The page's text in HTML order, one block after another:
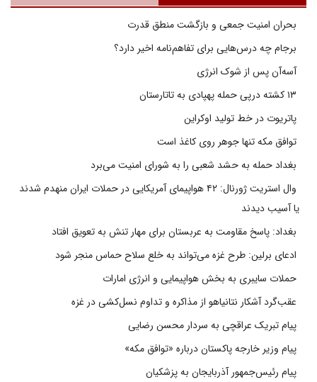
بحران امنیت جمعی و بازگشت منطق قدرت
برجام چه درس‌هایی برای تفاهم‌نامه اخیر دارد؟
آسه‌آن پس از شوک انرژی
پاتریوت در خط تولید اوکراین
توافق مکه تنها جوهر روی کاغذ است
بغداد حمله به حشد شعبی را به شورای امنیت می‌برد
وال استریت ژورنال: ۴۲ هواپیمای آمریکایی در حملات ایران منهدم شدند
یا آسیب دیدند
بغداد: پاسخ مقاومت به عربستان برای مهار تنش به تعویق افتاد
ادعای برلین: طرح غزه می‌تواند به خلع سلاح حماس منجر شود
حملات سایبری به بخش هواپیمایی و انرژی امارات
عقب‌گرد آشکار نتانیاهو از مذاکره و تداوم نسل‌کشی در غزه
پیام تبریک عراقچی به سردار محسن رضایی
پیام وزیر خارجه پاکستان درباره «توافق مکه»
پیام رئیس‌جمهور آذربایجان به پزشکیان